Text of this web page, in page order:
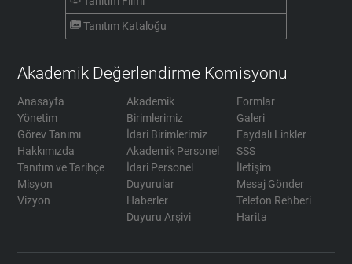
perm_media Tanıtım Kataloğu
Akademik Değerlendirme Komisyonu
Anasayfa
Yönetim
Görev Tanımı
Hakkımızda
Tanıtım ve Tarihçe
Misyon
Vizyon
Akademik
Birimlerimiz
İdari Birimlerimiz
Akademik Personel
İdari Personel
Duyurular
Haberler
Duyuru Arşivi
Formlar
Galeri
Faydalı Linkler
SSS
İletişim
Mesaj Gönder
Telefon Rehberi
Harita